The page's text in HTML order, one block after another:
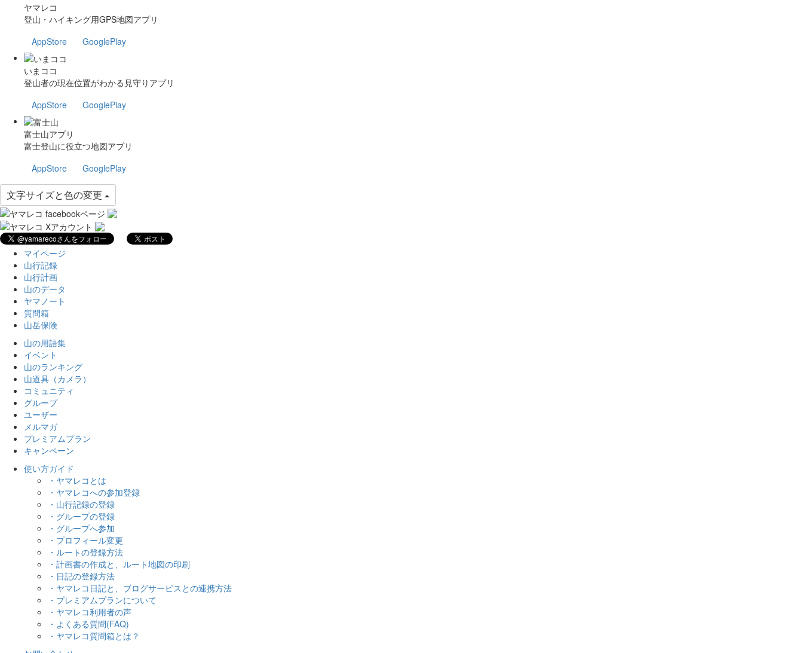
ヤマレコ
登山・ハイキング用GPS地図アプリ
AppStore
GooglePlay
いまココ
登山者の現在位置がわかる見守りアプリ
AppStore
GooglePlay
富士山アプリ
富士登山に役立つ地図アプリ
AppStore
GooglePlay
文字サイズと色の変更
マイページ
山行記録
山行計画
山のデータ
ヤマノート
質問箱
山岳保険
山の用語集
イベント
山のランキング
山道具（カメラ）
コミュニティ
グループ
ユーザー
メルマガ
プレミアムプラン
キャンペーン
使い方ガイド
・ヤマレコとは
・ヤマレコへの参加登録
・山行記録の登録
・グループの登録
・グループへ参加
・プロフィール変更
・ルートの登録方法
・計画書の作成と、ルート地図の印刷
・日記の登録方法
・ヤマレコ日記と、ブログサービスとの連携方法
・プレミアムプランについて
・ヤマレコ利用者の声
・よくある質問(FAQ)
・ヤマレコ質問箱とは？